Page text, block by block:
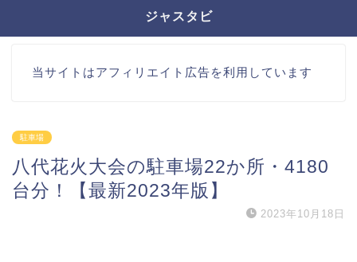
ジャスタビ
当サイトはアフィリエイト広告を利用しています
駐車場
八代花火大会の駐車場22か所・4180
台分！【最新2023年版】
2023年10月18日